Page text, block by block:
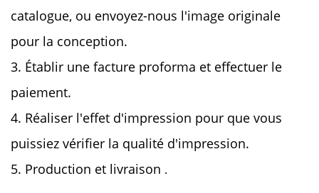
catalogue, ou envoyez-nous l'image originale
pour la conception.
3. Établir une facture proforma et effectuer le
paiement.
4. Réaliser l'effet d'impression pour que vous
puissiez vérifier la qualité d'impression.
5. Production et livraison .